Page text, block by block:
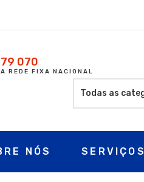
070
REDE FIXA NACIONAL
NÓS SERVIÇOS